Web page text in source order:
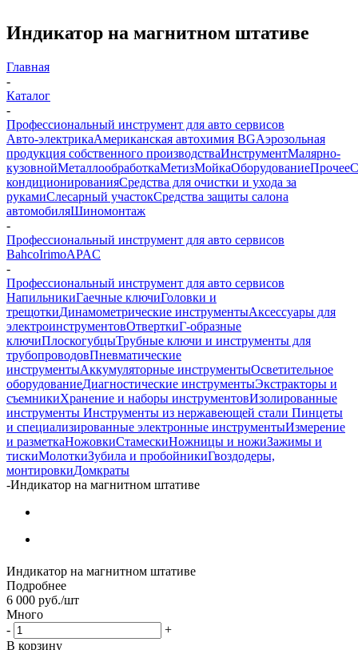
Индикатор на магнитном штативе
Главная
-
Каталог
-
Профессиональный инструмент для авто сервисов
Авто-электрикаАмериканская автохимия BGАэрозольная
продукция собственного производстваИнструментМалярно-
кузовнойМеталлообработкаМетизМойкаОборудованиеПрочее
кондиционированияСредства для очистки и ухода за
рукамиСлесарный участокСредства защиты салона
автомобиляШиномонтаж
-
Профессиональный инструмент для авто сервисов
BahcoIrimoAPAC
-
Профессиональный инструмент для авто сервисов
НапильникиГаечные ключиГоловки и
трещоткиДинамометрические инструментыАксессуары для
электроинструментовОтверткиГ-образные
ключиПлоскогубцыТрубные ключи и инструменты для
трубопроводовПневматические
инструментыАккумуляторные инструментыОсветительное
оборудованиеДиагностические инструментыЭкстракторы и
съемникиХранение и наборы инструментовИзолированные
инструменты Инструменты из нержавеющей стали Пинцеты
и специализированные электронные инструментыИзмерение
и разметкаНожовкиСтамескиНожницы и ножиЗажимы и
тискиМолоткиЗубила и пробойникиГвоздодеры,
монтировкиДомкраты
-Индикатор на магнитном штативе
Индикатор на магнитном штативе
Подробнее
6 000 руб./шт
Много
-
+
В корзину